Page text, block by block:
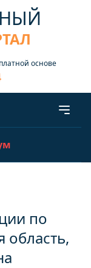
основе
по
область,